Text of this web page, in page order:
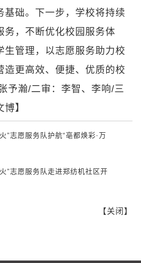
基础。下一步，学校将持续
务，不断优化校园服务体
生管理，以志愿服务助力校
造更高效、便捷、优质的校
予瀚/二审：李智、李响/三
】
”志愿服务队护航“亳都焕彩·万
”志愿服务队走进郑纺机社区开
【 关闭 】